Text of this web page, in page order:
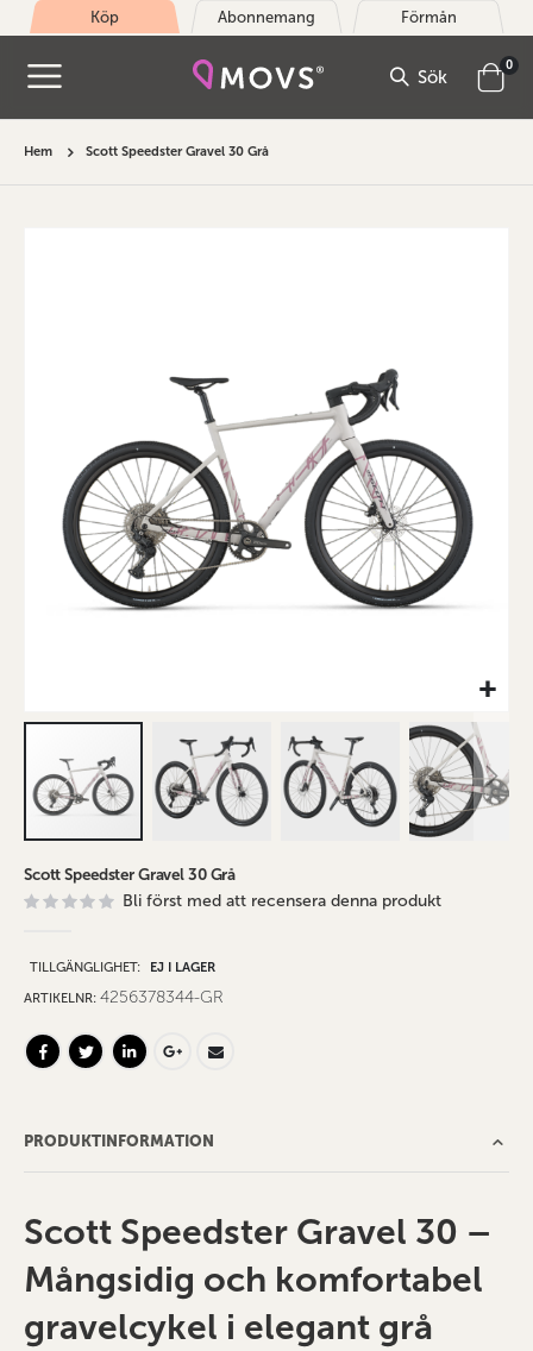
Köp Abonnemang Förmån
Sök Cart
0
Hem Scott Speedster Gravel 30 Grå
till
början
Scott Speedster Gravel 30 Grå
Bli först med att recensera denna produkt
TILLGÄNGLIGHET:
EJ I LAGER
ARTIKELNR 4256378344-GR
PRODUKTINFORMATION
Scott Speedster Gravel 30 –
Mångsidig och komfortabel
gravelcykel i elegant grå